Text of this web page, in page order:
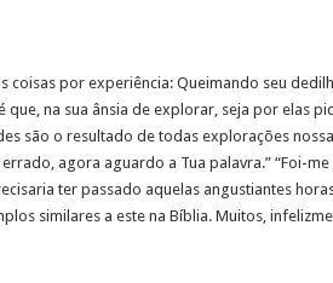
por experiência: Queimando seu
na sua ânsia de explorar, seja por elas
são o resultado de todas explorações
agora aguardo a Tua palavra.” “Foi-
ter passado aquelas angustiantes
similares a este na Bíblia. Muitos,